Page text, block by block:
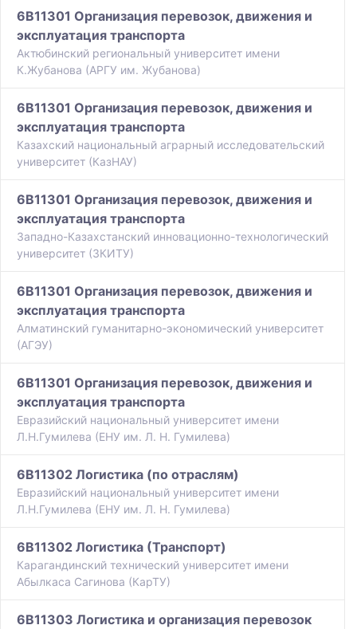
6B11301 Организация перевозок, движения и
эксплуатация транспорта
Актюбинский региональный университет имени
К.Жубанова (АРГУ им. Жубанова)
6B11301 Организация перевозок, движения и
эксплуатация транспорта
Казахский национальный аграрный исследовательский
университет (КазНАУ)
6B11301 Организация перевозок, движения и
эксплуатация транспорта
Западно-Казахстанский инновационно-технологический
университет (ЗКИТУ)
6B11301 Организация перевозок, движения и
эксплуатация транспорта
Алматинский гуманитарно-экономический университет
(АГЭУ)
6B11301 Организация перевозок, движения и
эксплуатация транспорта
Евразийский национальный университет имени
Л.Н.Гумилева (ЕНУ им. Л. Н. Гумилева)
6B11302 Логистика (по отраслям)
Евразийский национальный университет имени
Л.Н.Гумилева (ЕНУ им. Л. Н. Гумилева)
6B11302 Логистика (Транспорт)
Карагандинский технический университет имени
Абылкаса Сагинова (КарТУ)
6B11303 Логистика и организация перевозок